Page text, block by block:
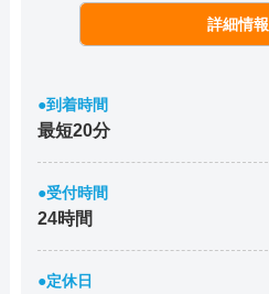
詳細情報
●到着時間
最短20分
●受付時間
24時間
●定休日